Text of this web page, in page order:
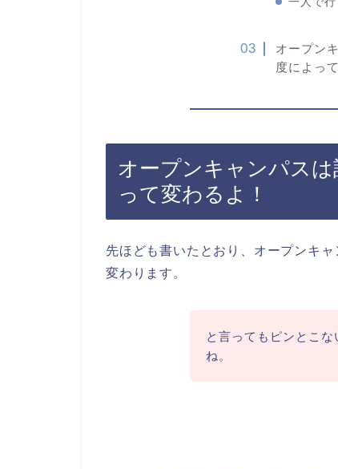
オープン
度によっ
オープンキャンパス
って変わるよ！
先ほども書いたとおり、オープンキ
変わります。
と言ってもピンとこ
ね。